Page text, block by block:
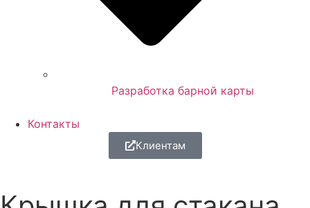
Разработка барной карты
Контакты
Клиентам